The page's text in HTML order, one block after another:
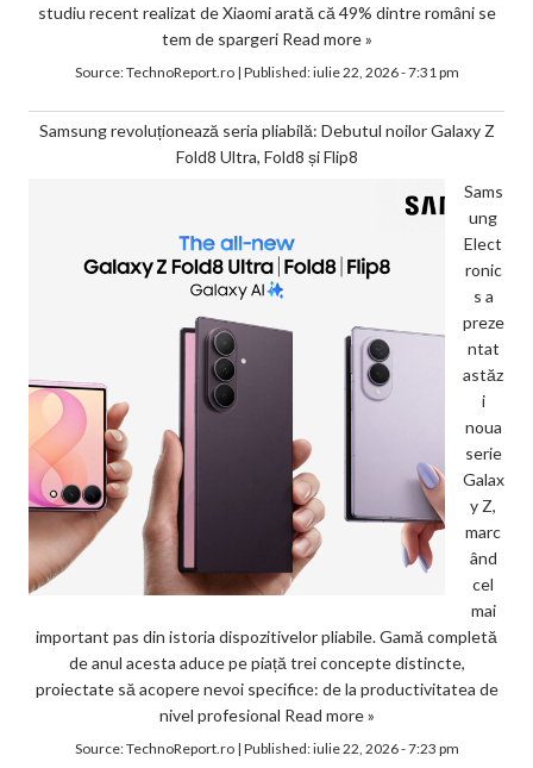
studiu recent realizat de Xiaomi arată că 49% dintre români se
tem de spargeri Read more »
Source:TechnoReport.ro| Published:iulie 22, 2026 - 7:31 pm
Samsung revoluționează seria pliabilă: Debutul noilor Galaxy Z
Fold8 Ultra, Fold8 și Flip8
Sams
ung
Elect
ronic
s a
preze
ntat
astăz
i
noua
serie
Galax
y Z,
marc
ând
cel
mai
important pas din istoria dispozitivelor pliabile. Gamă completă
de anul acesta aduce pe piață trei concepte distincte,
proiectate să acopere nevoi specifice: de la productivitatea de
nivel profesional Read more »
Source:TechnoReport.ro| Published:iulie 22, 2026 - 7:23 pm